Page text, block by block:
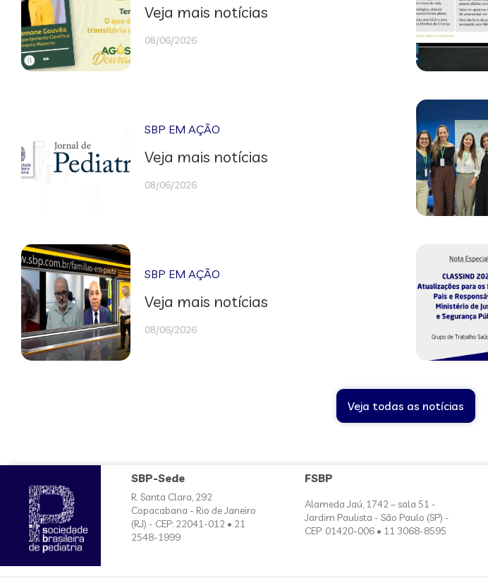
Veja mais notícias
08/06/2026
SBP EM AÇÃO
Veja mais notícias
08/06/2026
SBP EM AÇÃO
Veja mais notícias
08/06/2026
Veja todas as notícias
SBP-Sede
R. Santa Clara, 292
Copacabana - Rio de Janeiro
(RJ) - CEP: 22041-012 • 21
2548-1999
FSBP
Alameda Jaú, 1742 – sala 51 -
Jardim Paulista - São Paulo (SP) -
CEP: 01420-006 • 11 3068-8595